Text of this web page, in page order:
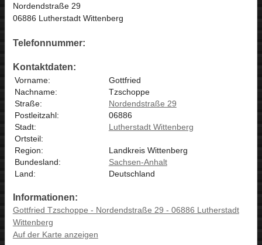
Nordendstraße 29
06886 Lutherstadt Wittenberg
Telefonnummer:
Kontaktdaten:
Vorname:
Gottfried
Nachname:
Tzschoppe
Straße:
Nordendstraße 29
Postleitzahl:
06886
Stadt:
Lutherstadt Wittenberg
Ortsteil:
Region:
Landkreis Wittenberg
Bundesland:
Sachsen-Anhalt
Land:
Deutschland
Informationen:
Gottfried Tzschoppe - Nordendstraße 29 - 06886 Lutherstadt
Wittenberg
Auf der Karte anzeigen